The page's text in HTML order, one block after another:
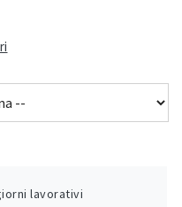
lavorativi